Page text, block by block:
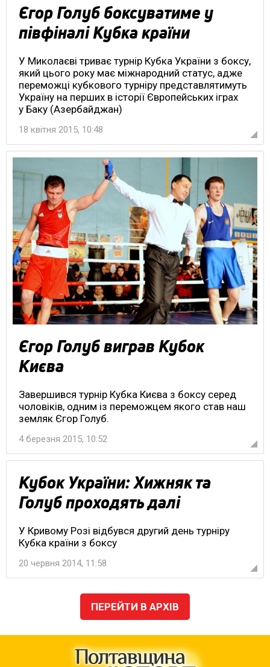
Єгор Голуб боксуватиме у
півфіналі Кубка країни
У Миколаєві триває турнір Кубка України з боксу,
який цього року має міжнародний статус, адже
переможці кубкового турніру представлятимуть
Україну на перших в історії Європейських іграх
у Баку (Азербайджан)
18 квітня 2015, 10:48
Єгор Голуб виграв Кубок
Києва
Завершився турнір Кубка Києва з боксу серед
чоловіків, одним із переможцем якого став наш
земляк Єгор Голуб.
4 березня 2015, 10:52
Кубок України: Хижняк та
Голуб проходять далі
У Кривому Розі відбувся другий день турніру
Кубка країни з боксу
20 червня 2014, 11:58
ПЕРЕЙТИ В АРХІВ